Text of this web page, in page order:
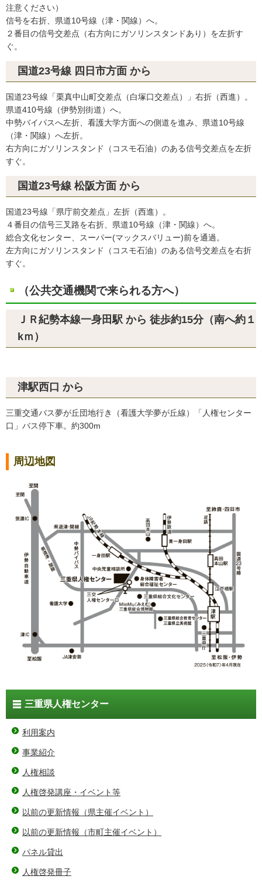
注意ください）
信号を右折、県道10号線（津・関線）へ。
２番目の信号交差点（右方向にガソリンスタンドあり）を左折す
ぐ。
国道23号線 四日市方面 から
国道23号線「栗真中山町交差点（白塚口交差点）」右折（西進）。
県道410号線（伊勢別街道）へ。
中勢バイパスへ左折、看護大学方面への側道を進み、県道10号線
（津・関線）へ左折。
右方向にガソリンスタンド（コスモ石油）のある信号交差点を左折
すぐ。
国道23号線 松阪方面 から
国道23号線「県庁前交差点」左折（西進）。
４番目の信号三叉路を右折、県道10号線（津・関線）へ。
総合文化センター、スーパー(マックスバリュー)前を通過。
左方向にガソリンスタンド（コスモ石油）のある信号交差点を右折
すぐ。
（公共交通機関で来られる方へ）
ＪＲ紀勢本線一身田駅 から 徒歩約15分（南へ約１
kｍ）
津駅西口 から
三重交通バス夢が丘団地行き（看護大学夢が丘線）「人権センター
口」バス停下車。約300m
周辺地図
三重県人権センター
利用案内
事業紹介
人権相談
人権啓発講座・イベント等
以前の更新情報（県主催イベント）
以前の更新情報（市町主催イベント）
パネル貸出
人権啓発冊子